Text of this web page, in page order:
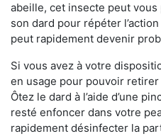
abeille, cet insecte peut
son dard pour répéter
peut rapidement devenir
Si vous avez à votre
en usage pour pouvoir
Ôtez le dard à l’aide d’une
resté enfoncer dans votre
rapidement désinfecter la